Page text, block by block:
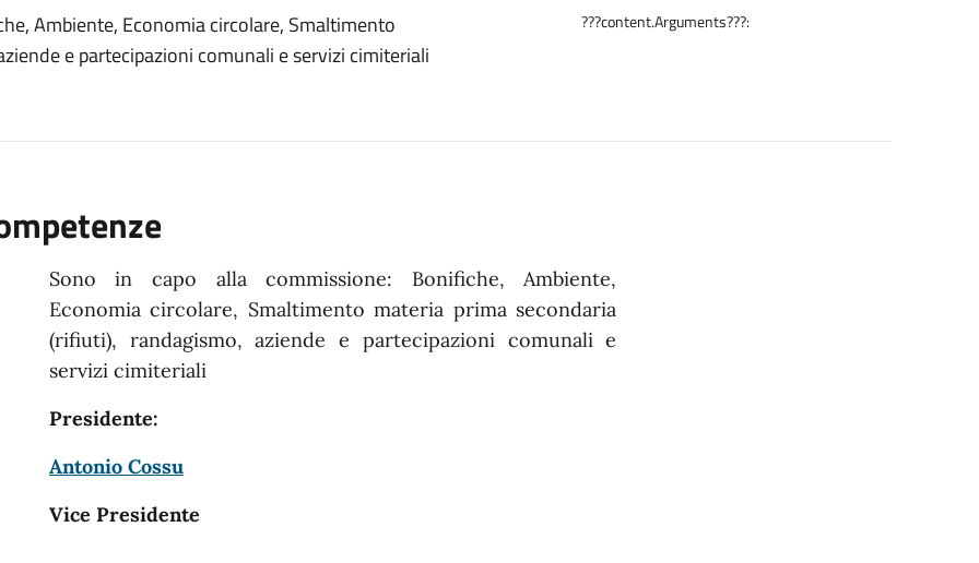
Ambiente, Economia circolare, Smaltimento
e partecipazioni comunali e servizi cimiteriali
???content.Arguments???:
Sono in capo alla commissione: Bonifiche, Ambiente,
Economia circolare, Smaltimento materia prima secondaria
(rifiuti), randagismo, aziende e partecipazioni comunali e
servizi cimiteriali
Presidente:
Antonio Cossu
Vice Presidente